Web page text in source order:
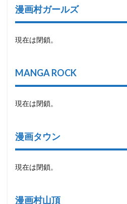
漫画村ガールズ
現在は閉鎖。
MANGA ROCK
現在は閉鎖。
漫画タウン
現在は閉鎖。
漫画村山頂